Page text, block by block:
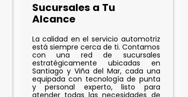
Sucursales a Tu
Alcance
La calidad en el servicio automotriz
está siempre cerca de ti. Contamos
con una red de sucursales
estratégicamente ubicadas en
Santiago y Viña del Mar, cada una
equipada con tecnología de punta
y personal experto, listo para